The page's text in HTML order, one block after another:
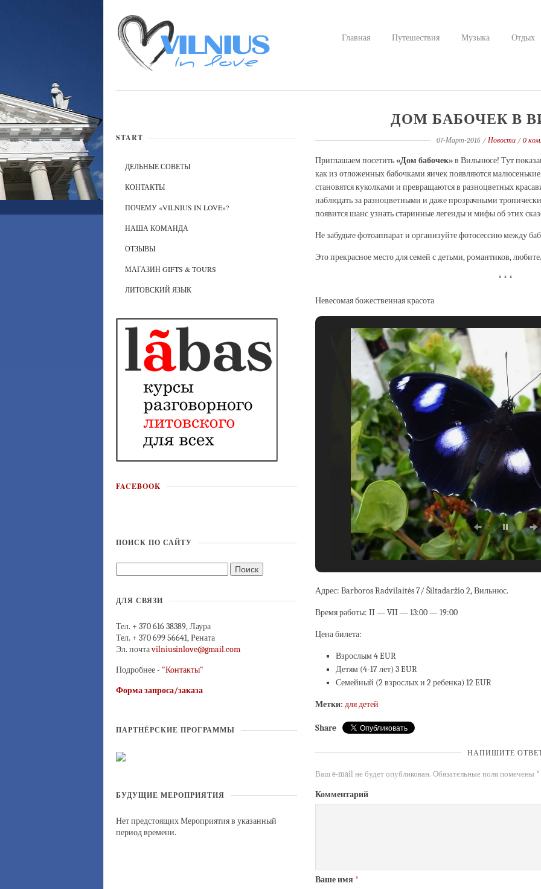
Главная Путешествия Музыка Отдых
ДОМ БАБОЧЕК В
07-Март-2016 / Новости / 0
Приглашаем посетить«Дом бабочек»в Вильнюсе! Тут
как из отложенных бабочками яичек появляются
становятся куколками и превращаются в разноцветных
наблюдать за разноцветными и даже прозрачными
появится шанс узнать старинные легенды и мифы об этих
Незабудьте фотоаппарати организуйтефотосессиюмежду
Этопрекрасное место длясемей с детьми,романтиков,
* * *
Невесомая божественная красота
Адрес: Barboros Radvilaitės 7/ Šiltadaržio 2, Вильнюс.
Время работы: II — VII — 13:00 — 19:00
Цена билета:
Взрослым 4 EUR
Детям (4-17 лет) 3 EUR
Семейный (2 взрослых и 2 ребенка) 12 EUR
Метки: для детей
Share
НАПИШИТЕ
Ваш e-mail не будет опубликован. Обязательные поля помечены *
Комментарий
Ваше имя *
START
ДЕЛЬНЫЕ СОВЕТЫ
КОНТАКТЫ
ПОЧЕМУ «VILNIUS IN LOVE»?
НАША КОМАНДА
ОТЗЫВЫ
МАГАЗИН GIFTS & TOURS
ЛИТОВСКИЙ ЯЗЫК
FACEBOOK
ПОИСК ПО САЙТУ
ДЛЯ СВЯЗИ
Тел. + 370 616 38389, Лаура
Тел. + 370 699 56641, Рената
Эл. почтаvilniusinlove@gmail.com
Подробнее - "Контакты"
Форма запроса/заказа
ПАРТНЁРСКИЕ ПРОГРАММЫ
БУДУЩИЕ МЕРОПРИЯТИЯ
Нет предстоящих Мероприятия в указанный
период времени.